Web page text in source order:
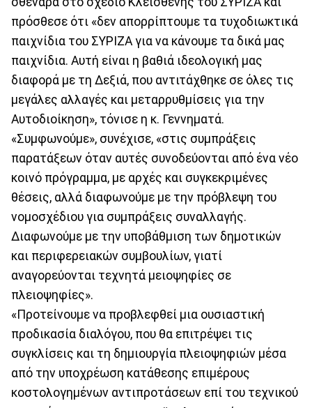
πρόσθεσε ότι «δεν απορρίπτουμε τα τυχοδιωκτικά
παιχνίδια του ΣΥΡΙΖΑ για να κάνουμε τα δικά μας
παιχνίδια. Αυτή είναι η βαθιά ιδεολογική μας
διαφορά με τη Δεξιά, που αντιτάχθηκε σε όλες τις
μεγάλες αλλαγές και μεταρρυθμίσεις για την
Αυτοδιοίκηση», τόνισε η κ. Γεννηματά.
«Συμφωνούμε», συνέχισε, «στις συμπράξεις
παρατάξεων όταν αυτές συνοδεύονται από ένα νέο
κοινό πρόγραμμα, με αρχές και συγκεκριμένες
θέσεις, αλλά διαφωνούμε με την πρόβλεψη του
νομοσχέδιου για συμπράξεις συναλλαγής.
Διαφωνούμε με την υποβάθμιση των δημοτικών
και περιφερειακών συμβουλίων, γιατί
αναγορεύονται τεχνητά μειοψηφίες σε
πλειοψηφίες».
«Προτείνουμε να προβλεφθεί μια ουσιαστική
προδικασία διαλόγου, που θα επιτρέψει τις
συγκλίσεις και τη δημιουργία πλειοψηφιών μέσα
από την υποχρέωση κατάθεσης επιμέρους
κοστολογημένων αντιπροτάσεων επί του τεχνικού